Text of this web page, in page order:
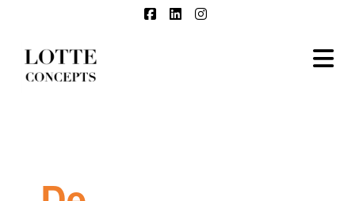
Facebook
LinkedInInstagram